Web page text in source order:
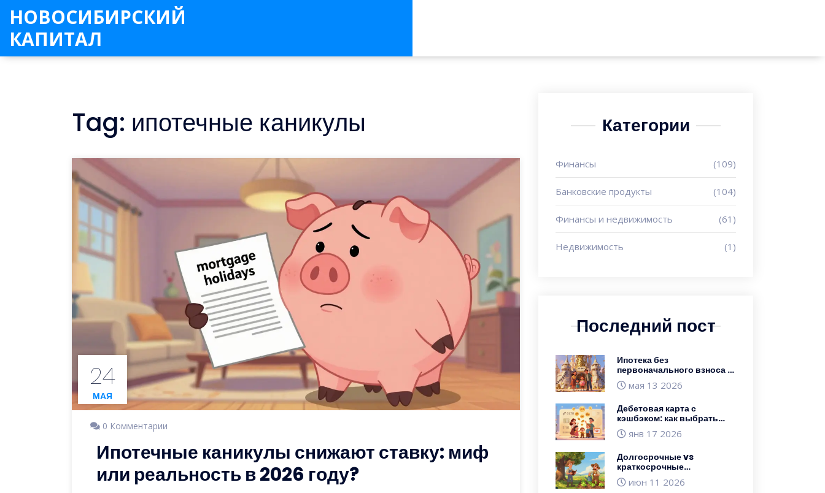
НОВОСИБИРСКИЙ
КАПИТАЛ
Tag: ипотечные каникулы
24
МАЯ
0 Комментарии
Ипотечные каникулы снижают ставку: миф
или реальность в 2026 году?
Категории
Финансы (109)
Банковские продукты (104)
Финансы и недвижимость (61)
Недвижимость (1)
Последний пост
Ипотека без
первоначального взноса в
2025 году: реальные
условия, ставки и
мая 13 2026
Дебетовая карта с
кэшбэком: как выбрать
самую выгодную в 2025
годуянв 17 2026
Долгосрочные vs
краткосрочные
инвестиции: что выбрать
новичку в 2026 году
июн 11 2026